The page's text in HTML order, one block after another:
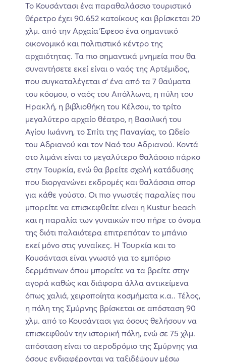
Το Κουσάντασι ένα παραθαλάσσιο τουριστικό
θέρετρο έχει 90.652 κατοίκους και βρίσκεται 20
χλμ. από την Αρχαία Έφεσο ένα σημαντικό
οικονομικό και πολιτιστικό κέντρο της
αρχαιότητας. Τα πιο σημαντικά μνημεία που θα
συναντήσετε εκεί είναι ο ναός της Αρτέμιδος,
που συγκαταλέγεται σ’ ένα από τα 7 θαύματα
του κόσμου, ο ναός του Απόλλωνα, η πύλη του
Ηρακλή, η βιβλιοθήκη του Κέλσου, το τρίτο
μεγαλύτερο αρχαίο θέατρο, η Βασιλική του
Αγίου Ιωάννη, το Σπίτι της Παναγίας, το Ωδείο
του Αδριανού και τον Ναό του Αδριανού. Κοντά
στο λιμάνι είναι το μεγαλύτερο θαλάσσιο πάρκο
στην Τουρκία, ενώ θα βρείτε σχολή κατάδυσης
που διοργανώνει εκδρομές και θαλάσσια σπορ
για κάθε γούστο. Οι πιο γνωστές παραλίες που
μπορείτε να επισκεφθείτε είναι η Kustur beach
και η παραλία των γυναικών που πήρε το όνομα
της διότι παλαιότερα επιτρεπόταν το μπάνιο
εκεί μόνο στις γυναίκες. H Τουρκία και το
Κουσάντασι είναι γνωστό για το εμπόριο
δερμάτινων όπου μπορείτε να τα βρείτε στην
αγορά καθώς και διάφορα άλλα αντικείμενα
όπως χαλιά, χειροποίητα κοσμήματα κ.α.. Τέλος,
η πόλη της Σμύρνης βρίσκεται σε απόσταση 90
χλμ. από το Κουσάντασι για όσους θελήσουν να
επισκεφθούν την ιστορική πόλη, ενώ σε 75 χλμ.
απόσταση είναι το αεροδρόμιο της Σμύρνης για
όσους ενδιαφέρονται να ταξιδέψουν μέσω